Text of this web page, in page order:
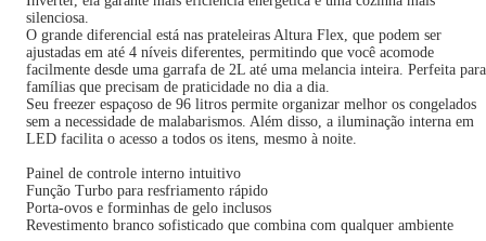
silenciosa.
O grande diferencial está nas prateleiras Altura Flex, que podem ser
ajustadas em até 4 níveis diferentes, permitindo que você acomode
facilmente desde uma garrafa de 2L até uma melancia inteira. Perfeita para
famílias que precisam de praticidade no dia a dia.
Seu freezer espaçoso de 96 litros permite organizar melhor os congelados
sem a necessidade de malabarismos. Além disso, a iluminação interna em
LED facilita o acesso a todos os itens, mesmo à noite.
Painel de controle interno intuitivo
Função Turbo para resfriamento rápido
Porta-ovos e forminhas de gelo inclusos
Revestimento branco sofisticado que combina com qualquer ambiente